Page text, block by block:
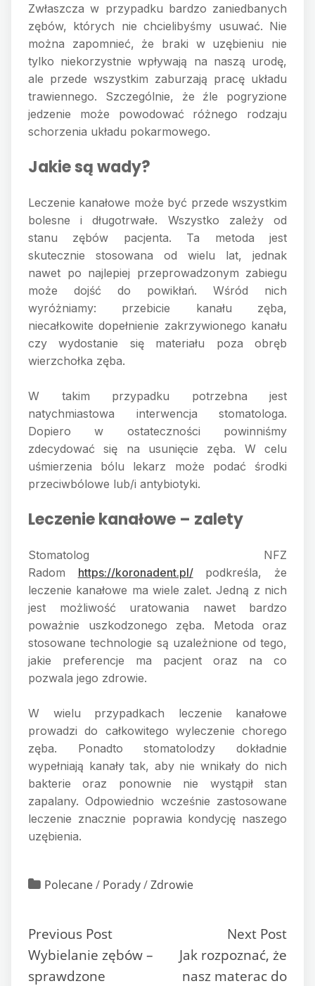
Zwłaszcza w przypadku bardzo zaniedbanych
zębów, których nie chcielibyśmy usuwać. Nie
można zapomnieć, że braki w uzębieniu nie
tylko niekorzystnie wpływają na naszą urodę,
ale przede wszystkim zaburzają pracę układu
trawiennego. Szczególnie, że źle pogryzione
jedzenie może powodować różnego rodzaju
schorzenia układu pokarmowego.
Jakie są wady?
Leczenie kanałowe może być przede wszystkim
bolesne i długotrwałe. Wszystko zależy od
stanu zębów pacjenta. Ta metoda jest
skutecznie stosowana od wielu lat, jednak
nawet po najlepiej przeprowadzonym zabiegu
może dojść do powikłań. Wśród nich
wyróżniamy: przebicie kanału zęba,
niecałkowite dopełnienie zakrzywionego kanału
czy wydostanie się materiału poza obręb
wierzchołka zęba.
W takim przypadku potrzebna jest
natychmiastowa interwencja stomatologa.
Dopiero w ostateczności powinniśmy
zdecydować się na usunięcie zęba. W celu
uśmierzenia bólu lekarz może podać środki
przeciwbólowe lub/i antybiotyki.
Leczenie kanałowe – zalety
Stomatolog NFZ
Radom https://koronadent.pl/podkreśla, że
leczenie kanałowe ma wiele zalet. Jedną z nich
jest możliwość uratowania nawet bardzo
poważnie uszkodzonego zęba. Metoda oraz
stosowane technologie są uzależnione od tego,
jakie preferencje ma pacjent oraz na co
pozwala jego zdrowie.
W wielu przypadkach leczenie kanałowe
prowadzi do całkowitego wyleczenie chorego
zęba. Ponadto stomatolodzy dokładnie
wypełniają kanały tak, aby nie wnikały do nich
bakterie oraz ponownie nie wystąpił stan
zapalany. Odpowiednio wcześnie zastosowane
leczenie znacznie poprawia kondycję naszego
uzębienia.
Polecane/ Porady/Zdrowie
Previous Post
Wybielanie zębów –
sprawdzone
Next Post
Jak rozpoznać, że
nasz materac do